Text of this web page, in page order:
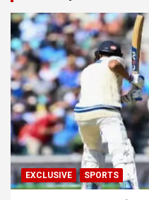
EXCLUSIVE SPORTS